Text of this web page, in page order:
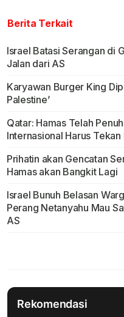
Berita Terkait
Israel Batasi Serangan di
Jalan dari AS
Karyawan Burger King
Palestine’
Qatar: Hamas Telah
Internasional Harus Tekan
Prihatin akan Gencatan
Hamas akan Bangkit Lagi
Israel Bunuh Belasan
Perang Netanyahu Mau
AS
Rekomendasi